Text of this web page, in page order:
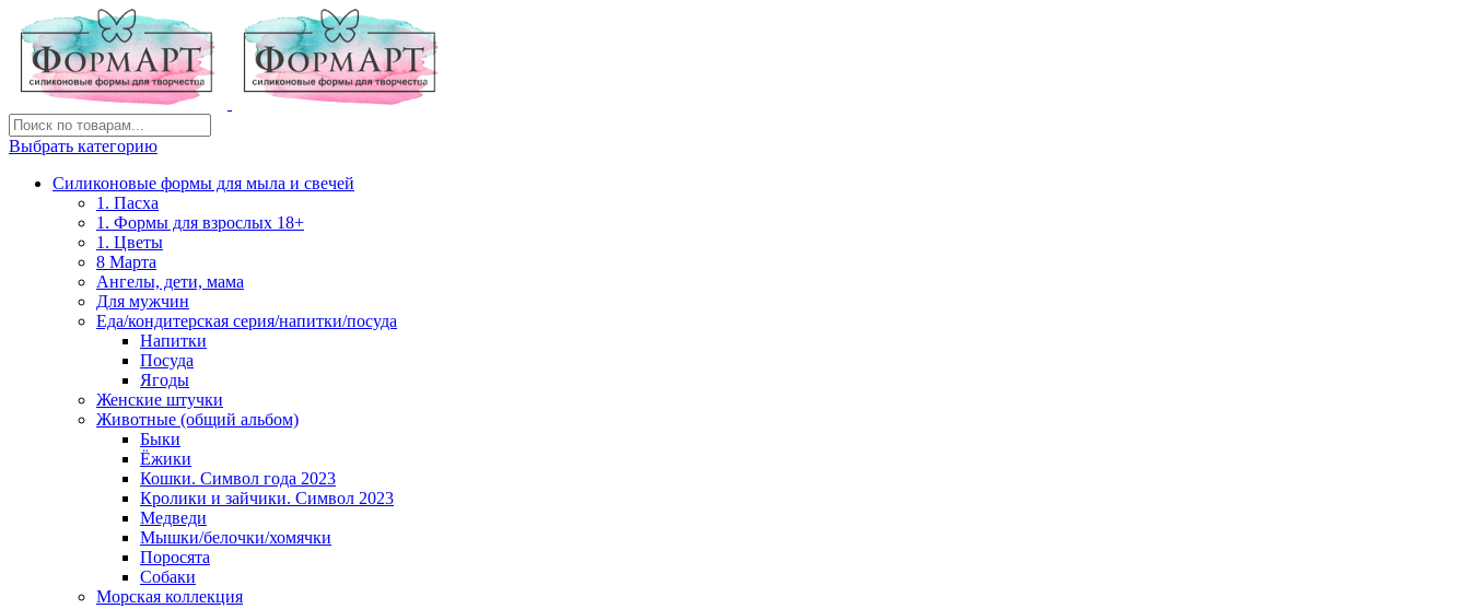
Выбрать категорию
Силиконовые формы для мыла и свечей
1. Пасха
1. Формы для взрослых 18+
1. Цветы
8 Марта
Ангелы, дети, мама
Для мужчин
Еда/кондитерская серия/напитки/посуда
Напитки
Посуда
Ягоды
Женские штучки
Животные (общий альбом)
Быки
Ёжики
Кошки. Символ года 2023
Кролики и зайчики. Символ 2023
Медведи
Мышки/белочки/хомячки
Поросята
Собаки
Морская коллекция